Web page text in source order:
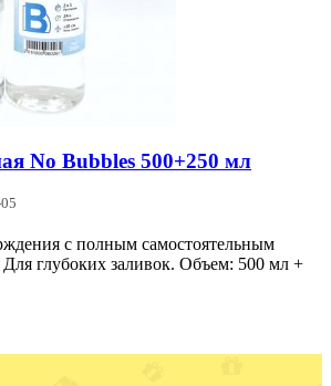
No Bubbles 500+250 мл
с полным самостоятельным
глубоких заливок. Объем: 500 мл +